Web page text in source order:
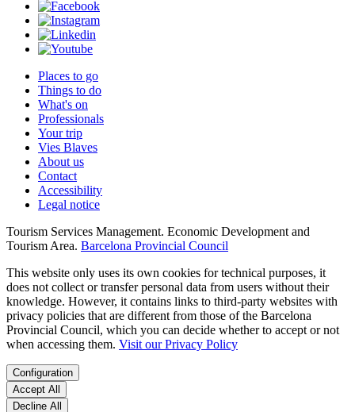
Places to go
Things to do
What's on
Professionals
Your trip
Vies Blaves
About us
Contact
Accessibility
Legal notice
Tourism Services Management. Economic Development and
Tourism Area. Barcelona Provincial Council
This website only uses its own cookies for technical purposes, it
does not collect or transfer personal data from users without their
knowledge. However, it contains links to third-party websites with
privacy policies that are different from those of the Barcelona
Provincial Council, which you can decide whether to accept or not
when accessing them. Visit our Privacy Policy
Configuration
Accept All
Decline All